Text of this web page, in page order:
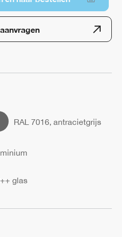
RAL 7016, antracietgrijs
glas